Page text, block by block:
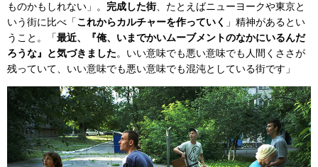
ものかもしれない」。 完成した街、たとえばニューヨークや東京と
いう街に比べ「これからカルチャーを作っていく 」精神があるとい
うこと。「最近、『俺、いまでかいムーブメントのなかにいるんだ
ろうな』と気づきました。いい意味でも悪い意味でも人間くささが
残っていて、いい意味でも悪い意味でも混沌としている街です」